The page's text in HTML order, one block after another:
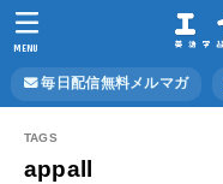
毎日配信無料メルマガ
MENU
appall